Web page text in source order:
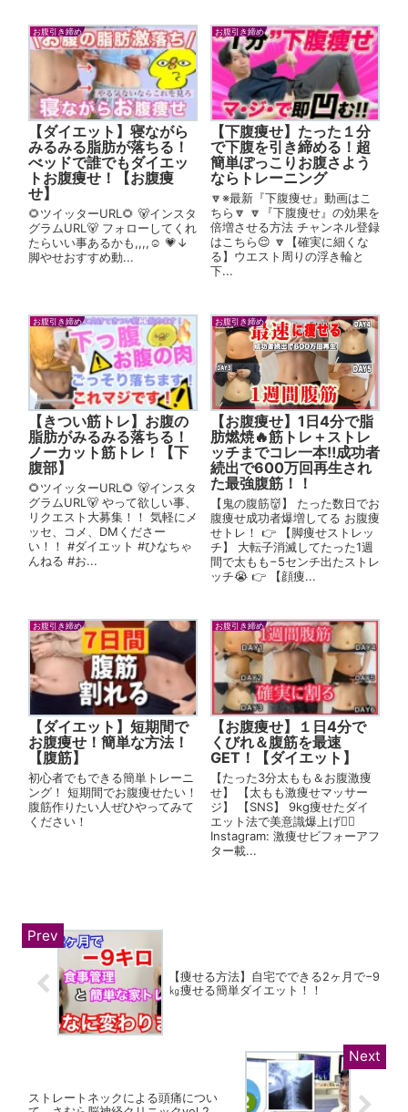
お腹引き締め
【ダイエット】寝ながら
みるみる脂肪が落ちる！
べッドで誰でもダイエッ
トお腹痩せ！【お腹痩
せ】
🌻ツイッターURL🌻 🐻インスタ
グラムURL🐻 フォローしてくれ
たらいい事あるかも,,,,☺️ 💗↓
脚やせおすすめ動...
お腹引き締め
【下腹痩せ】たった１分
で下腹を引き締める！超
簡単ぽっこりお腹さよう
ならトレーニング
🔽※最新『下腹痩せ』動画はこ
ちら🔽 🔽『下腹痩せ』の効果を
倍増させる方法 チャンネル登録
はこちら😌 🔽【確実に細くな
る】ウエスト周りの浮き輪と
下...
お腹引き締め
【きつい筋トレ】お腹の
脂肪がみるみる落ちる！
ノーカット筋トレ！【下
腹部】
🌻ツイッターURL🌻 🐻インスタ
グラムURL🐻 やって欲しい事、
リクエスト大募集！！ 気軽にメ
ッセ、コメ、DMくださー
い！！ #ダイエット #ひなちゃ
んねる #お...
お腹引き締め
【お腹痩せ】1日4分で脂
肪燃焼🔥筋トレ＋ストレ
ッチまでコレ一本‼︎成功者
続出で600万回再生され
た最強腹筋！！
【鬼の腹筋👹】 たった数日でお
腹痩せ成功者爆増してる お腹痩
せトレ！ 👉 【脚痩せストレッ
チ】 大転子消滅してたった1週
間で太もも−5センチ出たストレ
ッチ😭 👉 【顔痩...
お腹引き締め
【ダイエット】短期間で
お腹痩せ！簡単な方法！
【腹筋】
初心者でもできる簡単トレーニ
ング！ 短期間でお腹痩せたい！
腹筋作りたい人ぜひやってみて
ください！
お腹引き締め
【お腹痩せ】１日4分で
くびれ＆腹筋を最速
GET！【ダイエット】
【たった3分太もも＆お腹激痩
せ】 【太もも激痩せマッサー
ジ】 【SNS】 9kg痩せたダイ
エット法で美意識爆上げ❤️‍🔥
Instagram: 激痩せビフォーアフ
ター載...
【痩せる方法】自宅でできる2ヶ月で−9
㎏痩せる簡単ダイエット！！
ストレートネックによる頭痛につい